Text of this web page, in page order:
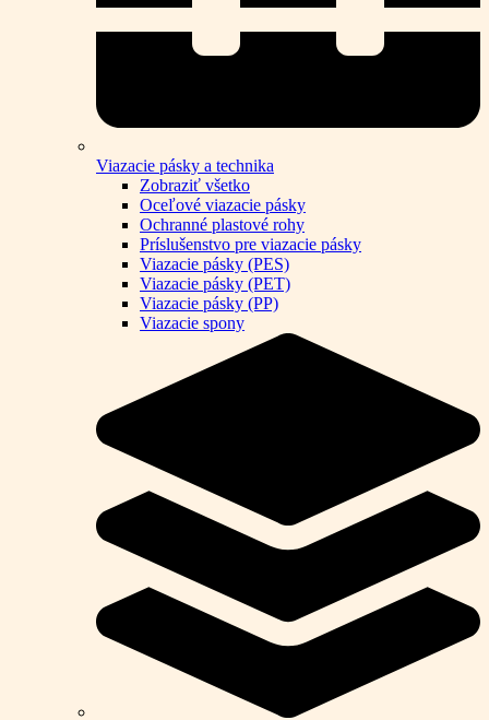
Viazacie pásky a technika
Zobraziť všetko
Oceľové viazacie pásky
Ochranné plastové rohy
Príslušenstvo pre viazacie pásky
Viazacie pásky (PES)
Viazacie pásky (PET)
Viazacie pásky (PP)
Viazacie spony